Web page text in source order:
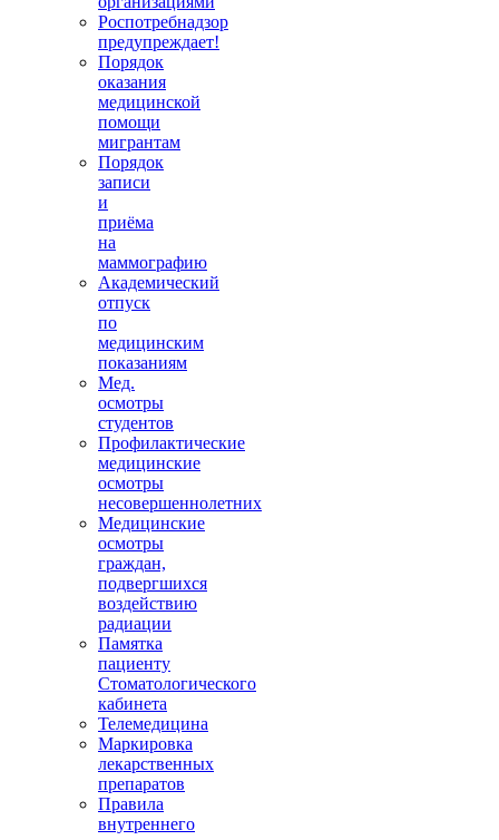
Роспотребнадзор
предупреждает!
Порядок
оказания
медицинской
помощи
мигрантам
Порядок
записи
и
приёма
на
маммографию
Академический
отпуск
по
медицинским
показаниям
Мед.
осмотры
студентов
Профилактические
медицинские
осмотры
несовершеннолетних
Медицинские
осмотры
граждан,
подвергшихся
воздействию
радиации
Памятка
пациенту
Стоматологического
кабинета
Телемедицина
Маркировка
лекарственных
препаратов
Правила
внутреннего